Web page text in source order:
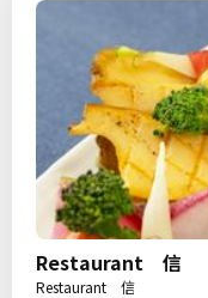
Restaurant 信
Restaurant 信